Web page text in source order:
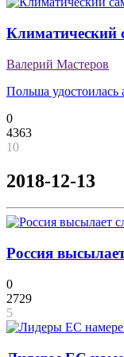
Климатический
Валерий Мастеров
Польша удостоилась
0
4363
10
2018-12-13
Россия
0
2729
5